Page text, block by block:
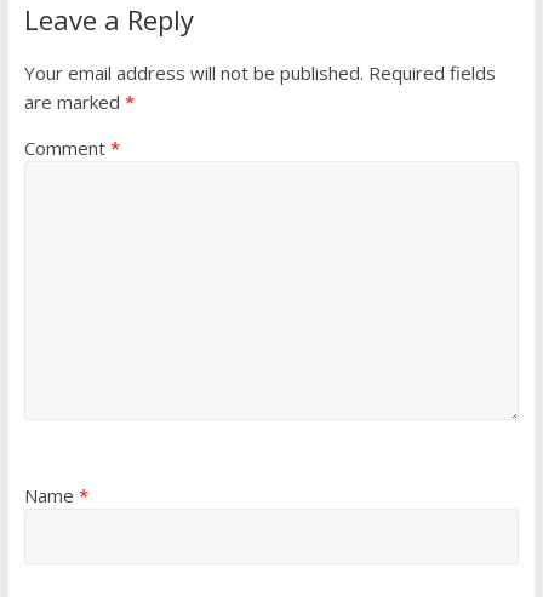
Leave a Reply
Your email address will not be published. Required fields
are marked *
Comment *
Name *